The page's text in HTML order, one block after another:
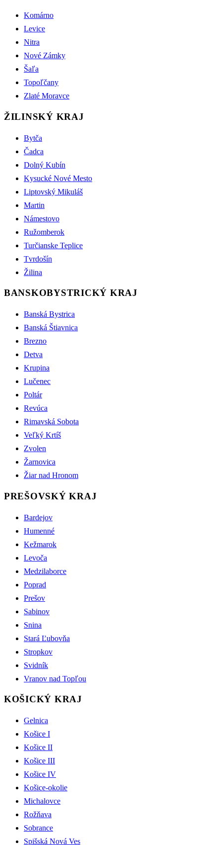
Komárno
Levice
Nitra
Nové Zámky
Šaľa
Topoľčany
Zlaté Moravce
ŽILINSKÝ KRAJ
Bytča
Čadca
Dolný Kubín
Kysucké Nové Mesto
Liptovský Mikuláš
Martin
Námestovo
Ružomberok
Turčianske Teplice
Tvrdošín
Žilina
BANSKOBYSTRICKÝ KRAJ
Banská Bystrica
Banská Štiavnica
Brezno
Detva
Krupina
Lučenec
Poltár
Revúca
Rimavská Sobota
Veľký Krtíš
Zvolen
Žarnovica
Žiar nad Hronom
PREŠOVSKÝ KRAJ
Bardejov
Humenné
Kežmarok
Levoča
Medzilaborce
Poprad
Prešov
Sabinov
Snina
Stará Ľubovňa
Stropkov
Svidník
Vranov nad Topľou
KOŠICKÝ KRAJ
Gelnica
Košice I
Košice II
Košice III
Košice IV
Košice-okolie
Michalovce
Rožňava
Sobrance
Spišská Nová Ves